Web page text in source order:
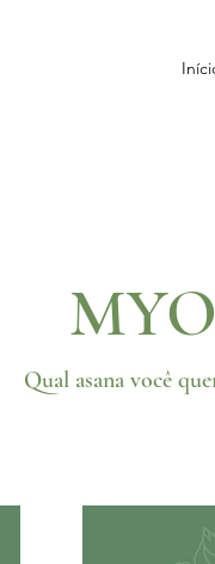
Qual asana você